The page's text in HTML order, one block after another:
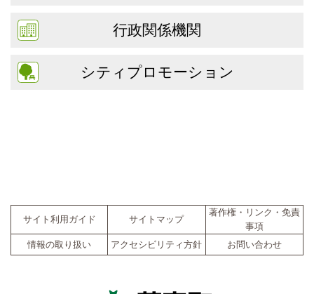
行政関係機関
シティプロモーション
サイト利用ガイド サイトマップ
著作権・リンク・免責
事項
情報の取り扱い
アクセシビリティ方針 お問い合わせ